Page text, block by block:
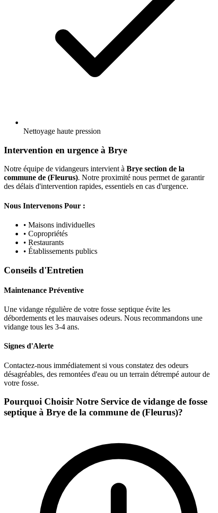
Nettoyage haute pression
Intervention en urgence à Brye
Notre équipe de vidangeurs intervient à Brye section de la
commune de (Fleurus). Notre proximité nous permet de garantir
des délais d'intervention rapides, essentiels en cas d'urgence.
Nous Intervenons Pour :
• Maisons individuelles
• Copropriétés
• Restaurants
• Établissements publics
Conseils d'Entretien
Maintenance Préventive
Une vidange régulière de votre fosse septique évite les
débordements et les mauvaises odeurs. Nous recommandons une
vidange tous les 3-4 ans.
Signes d'Alerte
Contactez-nous immédiatement si vous constatez des odeurs
désagréables, des remontées d'eau ou un terrain détrempé autour de
votre fosse.
Pourquoi Choisir Notre Service de vidange de fosse
septique à Brye de la commune de (Fleurus)?